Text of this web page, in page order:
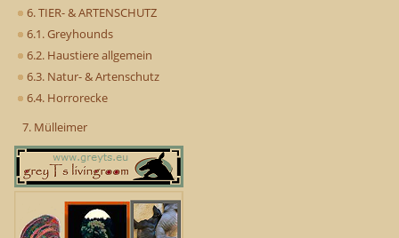
6. TIER- & ARTENSCHUTZ
6.1. Greyhounds
6.2. Haustiere allgemein
6.3. Natur- & Artenschutz
6.4. Horrorecke
7. Mülleimer